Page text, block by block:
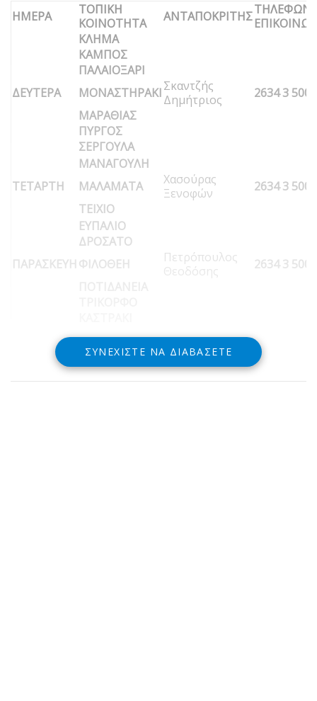
ΗΜΕΡΑ
ΤΟΠΙΚΗ
ΚΟΙΝΟΤΗΤΑ
ΑΝΤΑΠΟΚΡΙΤΗΣ
ΚΛΗΜΑ
ΚΑΜΠΟΣ
ΠΑΛΑΙΟΞΑΡΙ
ΔΕΥΤΕΡΑ
ΜΟΝΑΣΤΗΡΑΚΙΣκαντζής
Δημήτριος
2634 3
ΜΑΡΑΘΙΑΣ
ΠΥΡΓΟΣ
ΣΕΡΓΟΥΛΑ
ΜΑΝΑΓΟΥΛΗ
ΤΕΤΑΡΤΗ
ΜΑΛΑΜΑΤΑ
Χασούρας
Ξενοφών
2634 3
ΤΕΙΧΙΟ
ΕΥΠΑΛΙΟ
ΔΡΟΣΑΤΟ
ΠΑΡΑΣΚΕΥΗ ΦΙΛΟΘΕΗ
Πετρόπουλος
Θεοδόσης
2634 3
ΣΥΝΕΧΊΣΤΕ ΝΑ ΔΙΑΒΆΣΕΤΕ